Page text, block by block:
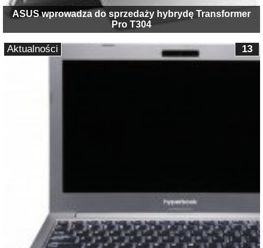
ASUS wprowadza do sprzedaży hybrydę Transformer
Pro T304
13
Aktualności